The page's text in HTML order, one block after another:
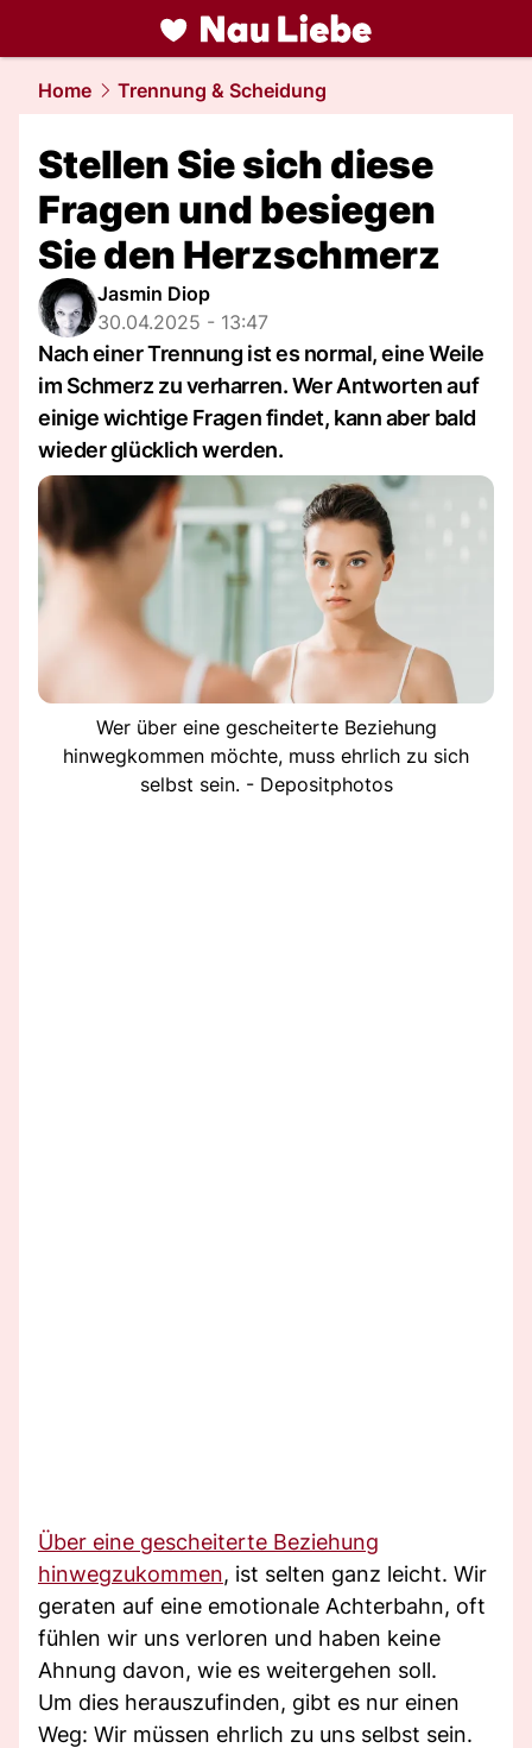
liebe.NAU.ch
Home Trennung & Scheidung
Stellen Sie sich diese
Fragen und besiegen
Sie den Herzschmerz
Jasmin Diop
30.04.2025 - 13:47
Nach einer Trennung ist es normal, eine Weile
im Schmerz zu verharren. Wer Antworten auf
einige wichtige Fragen findet, kann aber bald
wieder glücklich werden.
Wer über eine gescheiterte Beziehung
hinwegkommen möchte, muss ehrlich zu sich
selbst sein. - Depositphotos
Über eine gescheiterte Beziehung
hinwegzukommen, ist selten ganz leicht. Wir
geraten auf eine emotionale Achterbahn, oft
fühlen wir uns verloren und haben keine
Ahnung davon, wie es weitergehen soll.
Um dies herauszufinden, gibt es nur einen
Weg: Wir müssen ehrlich zu uns selbst sein.